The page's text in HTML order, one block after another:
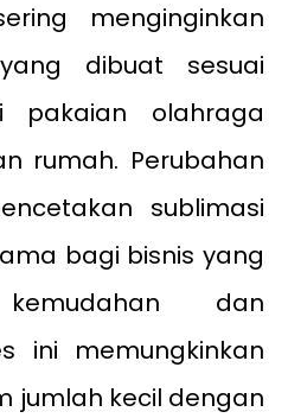
menginginkan
dibuat sesuai
pakaian olahraga
rumah. Perubahan
sublimasi
bagi bisnis yang
kemudahan dan
ini memungkinkan
jumlah kecil dengan